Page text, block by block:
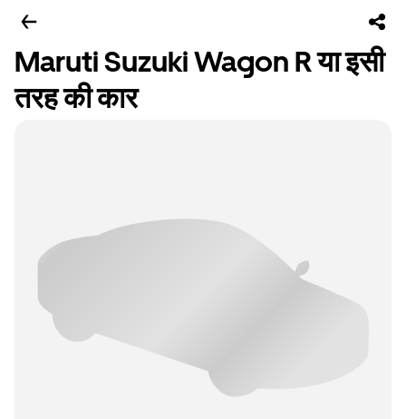
Maruti Suzuki Wagon R या इसी
तरह की कार